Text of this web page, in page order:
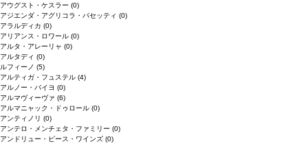
アウグスト・ケスラー (0)
アジエンダ・アグリコラ・パセッティ (0)
アラルディカ (0)
アリアンス・ロワール (0)
アルタ・アレーリャ (0)
アルタディ (0)
ルフィーノ (5)
アルティガ・フュステル (4)
アルノー・バイヨ (0)
アルマヴィーヴァ (6)
アルマニャック・ドゥロール (0)
アンティノリ (0)
アンテロ・メンチェタ・ファミリー (0)
アンドリュー・ピース・ワインズ (0)